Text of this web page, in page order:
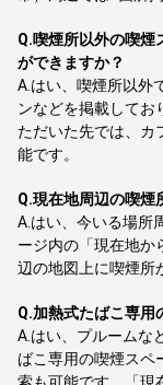
Q.喫煙所以外の喫煙
ができますか？
A. はい、喫煙所以外
ンなどを掲載してお
ただいた先では、カ
能です。
Q.現在地周辺の喫煙
A. はい、今いる場所
ージ内の「現在地か
辺の地図上に喫煙所
Q.加熱式たばこ専用
A. はい、プルームな
ばこ専用の喫煙スペ